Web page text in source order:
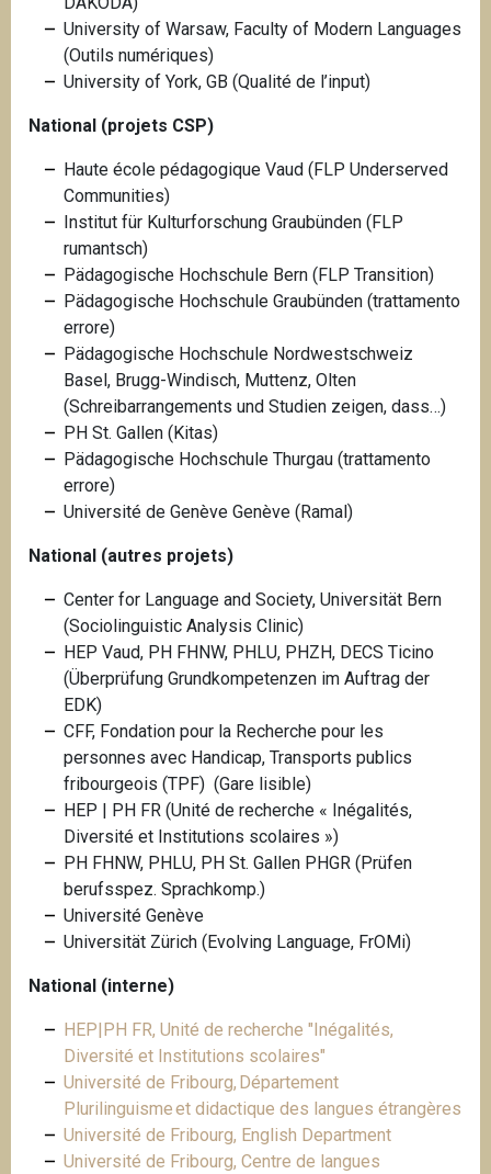
University of Warsaw, Faculty of Modern Languages
(Outils numériques)
University of York, GB (Qualité de l’input)
National (projets CSP)
Haute école pédagogique Vaud (FLP Underserved
Communities)
Institut für Kulturforschung Graubünden (FLP
rumantsch)
Pädagogische Hochschule Bern (FLP Transition)
Pädagogische Hochschule Graubünden (trattamento
errore)
Pädagogische Hochschule Nordwestschweiz
Basel, Brugg-Windisch, Muttenz, Olten
(Schreibarrangements und Studien zeigen, dass…)
PH St. Gallen (Kitas)
Pädagogische Hochschule Thurgau (trattamento
errore)
Université de Genève Genève (Ramal)
National (autres projets)
Center for Language and Society, Universität Bern
(Sociolinguistic Analysis Clinic)
HEP Vaud, PH FHNW, PHLU, PHZH, DECS Ticino
(Überprüfung Grundkompetenzen im Auftrag der
EDK)
CFF, Fondation pour la Recherche pour les
personnes avec Handicap, Transports publics
fribourgeois (TPF) (Gare lisible)
HEP | PH FR (Unité de recherche « Inégalités,
Diversité et Institutions scolaires »)
PH FHNW, PHLU, PH St. Gallen PHGR (Prüfen
berufsspez. Sprachkomp.)
Université Genève
Universität Zürich (Evolving Language, FrOMi)
National (interne)
HEP|PH FR, Unité de recherche "Inégalités,
Diversité et Institutions scolaires"
Université de Fribourg, Département
Plurilinguisme et didactique des langues étrangères
Université de Fribourg, English Department
Université de Fribourg, Centre de langues